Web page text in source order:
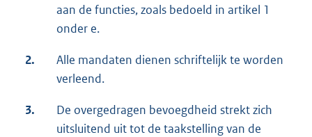
aan de functies, zoals bedoeld in artikel 1
onder e.
2.
Alle mandaten dienen schriftelijk te worden
verleend.
3.
De overgedragen bevoegdheid strekt zich
uitsluitend uit tot de taakstelling van de